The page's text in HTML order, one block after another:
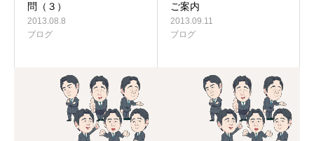
問（３）
2013.08.8
ブログ
ご案内
2013.09.11
ブログ